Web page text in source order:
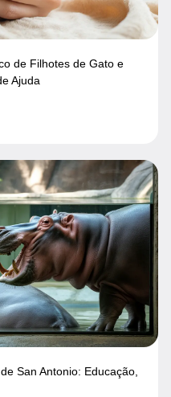
de Filhotes de Gato e
Ajuda
San Antonio: Educação,